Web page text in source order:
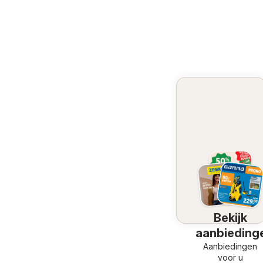
Bekijk
Aanbiedingen
voor u